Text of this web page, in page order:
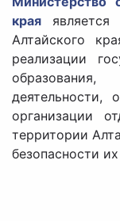
края является
Алтайского
реализации
образования,
деятельности,
организации
территории
безопасности